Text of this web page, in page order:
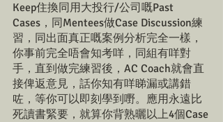
Keep住換同用大投行/公司嘅Past
Cases，同Mentees做Case Discussion練
習，同出面真正嘅案例分析完全一樣，
你事前完全唔會知考咩，同組有咩對
手，直到做完練習後，AC Coach就會直
接俾返意見，話你知有咩睇漏或講錯
咗，等你可以即刻學到嘢。應用永遠比
死讀書緊要，就算你背熟曬以上4個Case